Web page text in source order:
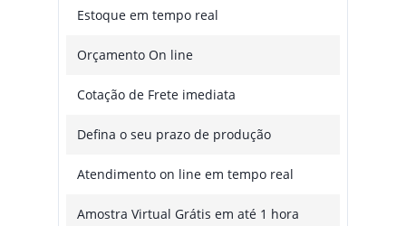
Estoque em tempo real
Orçamento On line
Cotação de Frete imediata
Defina o seu prazo de produção
Atendimento on line em tempo real
Amostra Virtual Grátis em até 1 hora